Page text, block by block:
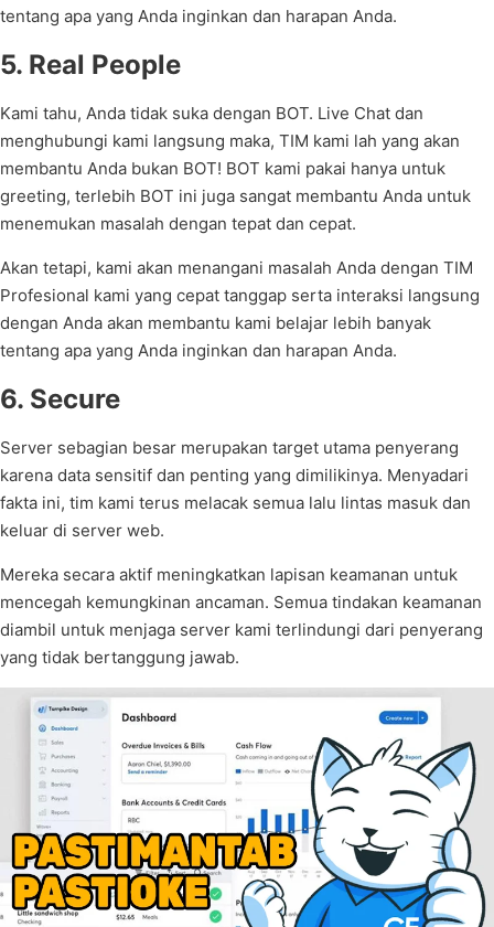
tentang apa yang Anda inginkan dan harapan Anda.
5. Real People
Kami tahu, Anda tidak suka dengan BOT. Live Chat dan
menghubungi kami langsung maka, TIM kami lah yang akan
membantu Anda bukan BOT! BOT kami pakai hanya untuk
greeting, terlebih BOT ini juga sangat membantu Anda untuk
menemukan masalah dengan tepat dan cepat.
Akan tetapi, kami akan menangani masalah Anda dengan TIM
Profesional kami yang cepat tanggap serta interaksi langsung
dengan Anda akan membantu kami belajar lebih banyak
tentang apa yang Anda inginkan dan harapan Anda.
6. Secure
Server sebagian besar merupakan target utama penyerang
karena data sensitif dan penting yang dimilikinya. Menyadari
fakta ini, tim kami terus melacak semua lalu lintas masuk dan
keluar di server web.
Mereka secara aktif meningkatkan lapisan keamanan untuk
mencegah kemungkinan ancaman. Semua tindakan keamanan
diambil untuk menjaga server kami terlindungi dari penyerang
yang tidak bertanggung jawab.